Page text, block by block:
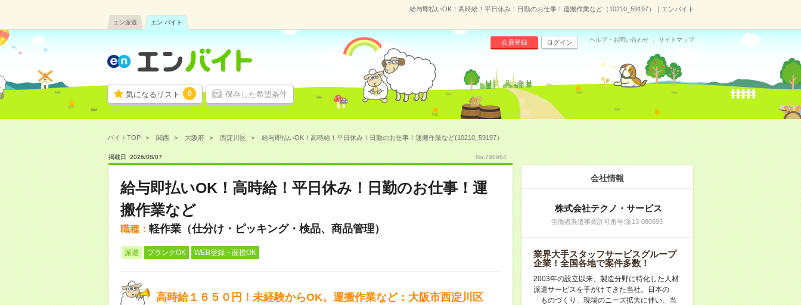
給与即払いOK！高時給！平日休み！日勤のお仕事！運搬作業など（10210_59197）｜エンバイト
エン派遣 エン バイト
気になるリスト 0 保存した希望条件
会員登録 ログイン ヘルプ・お問い合わせ サイトマップ
バイトTOP 関西 大阪府 西淀川区 給与即払いOK！高時給！平日休み！日勤のお仕事！運搬作業など(10210_59197）
掲載日 :2026/08/07 No.798964
給与即払いOK！高時給！平日休み！日勤のお仕事！運
搬作業など
職種： 軽作業（仕分け・ピッキング・検品、商品管理）
派遣 ブランクOK WEB登録・面接OK
高時給１６５０円！未経験からOK。運搬作業など：大阪市西淀川区
会社情報
株式会社テクノ・サービス
労働者派遣事業許可番号:派13-080693
業界大手スタッフサービスグループ
企業！全国各地で案件多数！
2003年の設立以来、製造分野に特化した人材
派遣サービスを手がけてきた当社。日本の
「ものづくり」現場のニーズ拡大に伴い、当